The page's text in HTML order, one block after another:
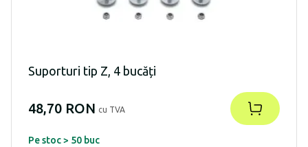
Suporturi tip Z, 4 bucăți
48,70 RON cu TVA
Pe stoc > 50 buc